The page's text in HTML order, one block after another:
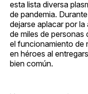
esta lista diversa
de pandemia.
dejarse aplacar por
de miles de
el funcionamiento de
en héroes al
bien común.